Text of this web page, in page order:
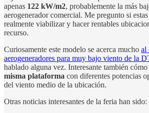
apenas 122 kW/m2, probablemente la más
aerogenerador comercial. Me pregunto si
realmente viabilizar y hacer rentables
recurso.
Curiosamente este modelo se acerca mucho al
aerogeneradores para muy bajo viento de la
hablado alguna vez. Interesante también
misma plataforma con diferentes potencias
del viento medio de la ubicación.
Otras noticias interesantes de la feria han sido: